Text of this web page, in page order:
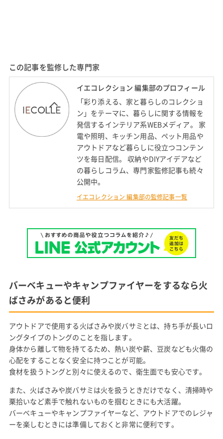
この記事を監修した専門家
イエコレクション 編集部のプロフィール
「彩り添える、家と暮らしのコレクショ
ン」をテーマに、暮らしに関する情報を
発信するインテリア系WEBメディア。 家
電や照明、キッチン用品、ペット用品や
アウトドアなど暮らしに役立つコンテン
ツを毎日配信。 収納やDIYアイデアなど
の暮らしコラム、専門家監修記事も続々
公開中。
イエコレクション 編集部の監修記事一覧
バーベキューやキャンプファイヤーをするなら火
ばさみがあると便利
アウトドアで使用する火ばさみや炭バサミとは、持ち手が長いロ
ングタイプのトングのことを指します。
身体から離して物を持てるため、熱い炭や薪、豆炭なども火傷の
心配をすることなく安全に持つことが可能。
食材を扱うトングと別々に使えるので、衛生面でも安心です。
また、火ばさみや炭バサミは火を扱うときだけでなく、清掃時や
栗拾いなど素手で触れないものを掴むときにも大活躍。
バーベキューやキャンプファイヤーなど、アウトドアでのレジャ
ーを楽しむときには準備しておくと非常に便利です。